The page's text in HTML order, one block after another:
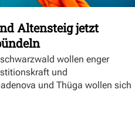
Altensteig jetzt
wollen enger
und
und Thüga wollen sich